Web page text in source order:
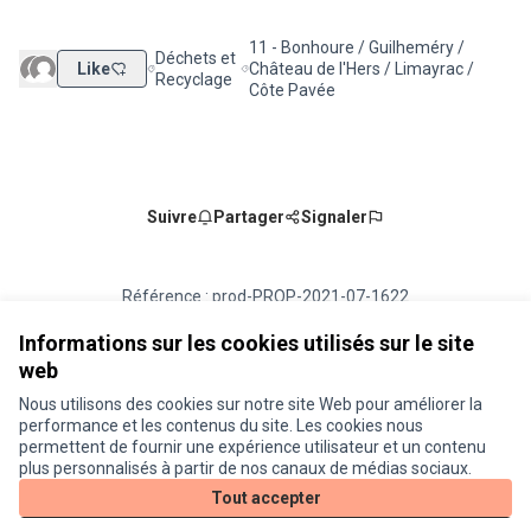
Informations sur les cookies utilisés sur le site
web
Nous utilisons des cookies sur notre site Web pour améliorer la
performance et les contenus du site. Les cookies nous
permettent de fournir une expérience utilisateur et un contenu
plus personnalisés à partir de nos canaux de médias sociaux.
Tout accepter
Like Filtrer les résultats de la catégorie : Déchets et
Déchets et
Recyclage
Filtrer les résultats pour le secteur :
11 - Bonhoure / Guilheméry /
Château de l'Hers / Limayrac /
Côte Pavée
Suivre Partager Signaler
Référence : prod-PROP-2021-07-1622
Vérifiez l'empreinte numérique
Conditions d'utilisation
Paramètres des cookies
Je participe ! sur X
(Lien externe)
Je participe ! sur Facebook
Je participe ! sur Instagram